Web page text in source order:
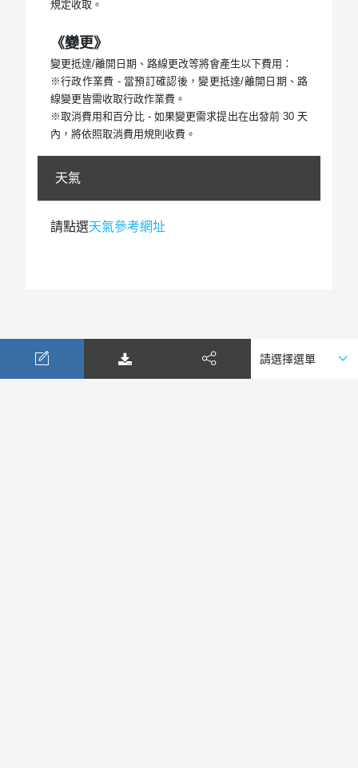
規定收取。
《變更》
變更抵達/離開日期、路線更改等將會產生以下費用：
※行政作業費 - 當預訂確認後，變更抵達/離開日期、路
線變更皆需收取行政作業費。
※取消費用和百分比 - 如果變更需求提出在出發前 30 天
內，將依照取消費用規則收費。
天氣
請點選天氣參考網址